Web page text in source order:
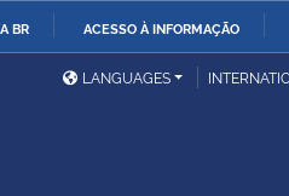
BR ACESSO À INFORMAÇÃO
Ministério das Relações
ExterioresLANGUAGES